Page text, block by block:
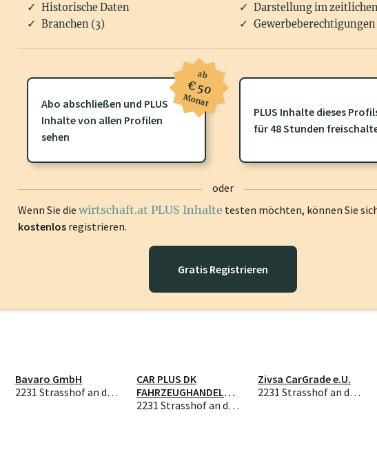
Für dieses Profil gibt es zusätzliche wirtschaft.at PLUS Inhaltedie Sie
frei oder loggen Sie sich ein um diese Inhalte zu sehen.
Historische Daten
Darstellung im
Branchen (3)
Abo abschließen und PLUS
Inhalte von allen Profilen
sehen
ab
€ 50
Monat
PLUS Inhalte dieses
für 48 Stunden
oder
Wenn Sie die wirtschaft.at PLUS Inhalte testen möchten, können Sie
kostenlos registrieren.
Gratis Registrieren
Bavaro GmbH
2231 Strasshof an der Nordbahn
CAR PLUS DK
FAHRZEUGHANDEL
e.U.
2231 Strasshof an der Nordbahn
Zivsa CarGrade e.U.
2231 Strasshof an der Nordbahn